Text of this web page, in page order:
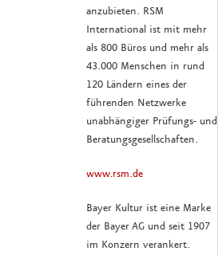
anzubieten. RSM
International ist mit mehr
als 800 Büros und mehr als
43.000 Menschen in rund
120 Ländern eines der
führenden Netzwerke
unabhängiger Prüfungs- und
Beratungsgesellschaften.
www.rsm.de
Bayer Kultur ist eine Marke
der Bayer AG und seit 1907
im Konzern verankert.